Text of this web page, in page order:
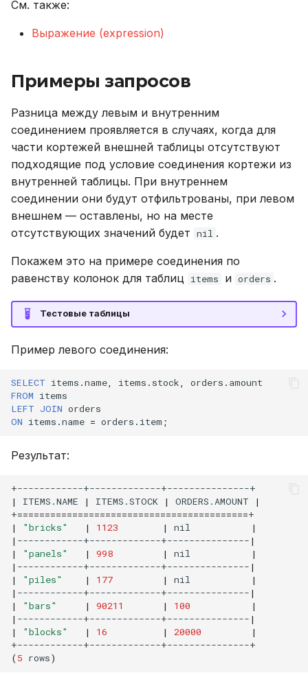
См. также:
Выражение (expression)
Примеры запросов
Разница между левым и внутренним
соединением проявляется в случаях, когда для
части кортежей внешней таблицы отсутствуют
подходящие под условие соединения кортежи из
внутренней таблицы. При внутреннем
соединении они будут отфильтрованы, при левом
внешнем — оставлены, но на месте
отсутствующих значений будет nil .
Покажем это на примере соединения по
равенству колонок для таблиц
items и orders .
Тестовые таблицы
Пример левого соединения:
SELECT items .name, items . stock, orders . amount
FROM items
LEFT JOIN orders
ON items .name = orders . item ;
Результат:
|
ITEMS.NAME | ITEMS.STOCK | ORDERS.AMOUNT
|
+==========================================
|
"bricks" | 1123 | nil
|
| ------------+-------------+--------------- |
|
"panels" | 998 | nil
|
| ------------+-------------+--------------- |
|
"piles" | 177 | nil
|
| ------------+-------------+--------------- |
|
"bars" | 90211 | 100
|
| ------------+-------------+--------------- |
|
"blocks" | 16 | 20000
|
(5 rows)